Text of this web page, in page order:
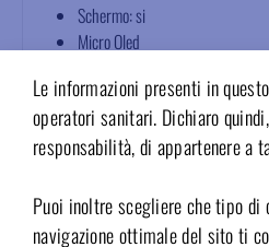
Le informazioni presenti in
operatori sanitari. Dichiaro
responsabilità, di appartenere a
Puoi inoltre scegliere che tipo di
navigazione ottimale del sito ti
Schermo: si
Micro Oled
PPI: fino a 4496
PDD: 54
FOV(Diagonale): 43°
Messa a fuoco: 0~-5.0D
Distanza interpupillare: fissa